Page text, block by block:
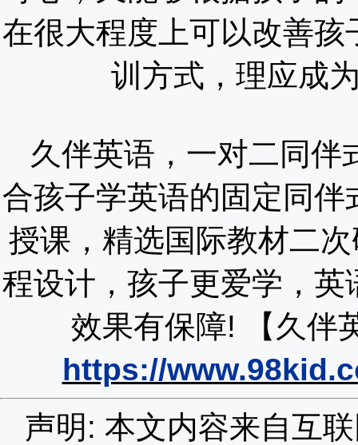
在很大程度上可以改善
训方式，理应成
久伴英语，一对二同伴
合孩子学英语的固定同
授课，精选国际教材二
程设计，孩子更爱学，
效果有保障!
【久
https://
声明: 本文内容来自互